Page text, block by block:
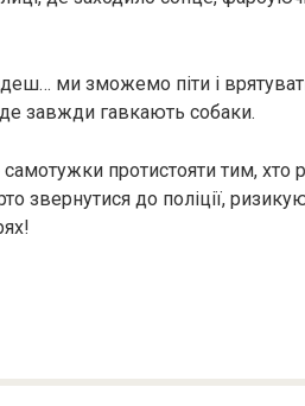
ми зможемо піти і
завжди гавкають собаки.
протистояти тим, хто
звернутися до поліції,